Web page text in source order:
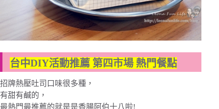
台中DIY活動推薦 第四市場 熱門餐點
招牌熱壓吐司口味很多種，
有甜有鹹的，
最熱門最推薦的就是是香腸阿伯十八啦!